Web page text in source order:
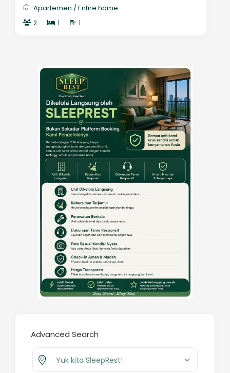
Apartemen /Entire home
2 1 1
Advanced Search
Yuk kita SleepRest!